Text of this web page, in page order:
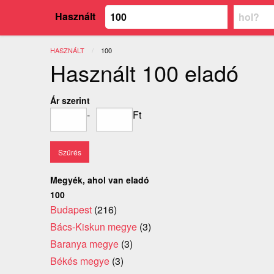
Használt
HASZNÁLT JELENLEGI:
100
Használt 100 eladó
Ár szerint
- Ft
Megyék, ahol van eladó
100
Budapest (216)
Bács-Kiskun megye (3)
Baranya megye (3)
Békés megye (3)